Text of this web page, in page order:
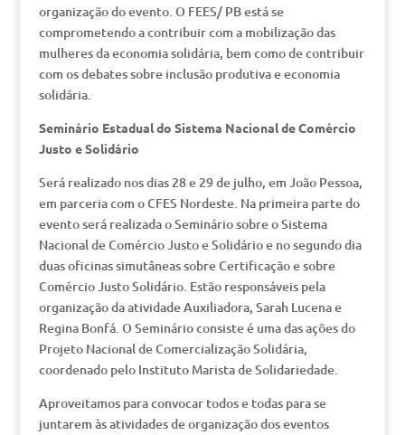
organização do evento. O FEES/ PB está se
comprometendo a contribuir com a mobilização das
mulheres da economia solidária, bem como de contribuir
com os debates sobre inclusão produtiva e economia
solidária.
Seminário Estadual do Sistema Nacional de Comércio
Justo e Solidário
Será realizado nos dias 28 e 29 de julho, em João Pessoa,
em parceria com o CFES Nordeste. Na primeira parte do
evento será realizada o Seminário sobre o Sistema
Nacional de Comércio Justo e Solidário e no segundo dia
duas oficinas simutâneas sobre Certificação e sobre
Comércio Justo Solidário. Estão responsáveis pela
organização da atividade Auxiliadora, Sarah Lucena e
Regina Bonfá. O Seminário consiste é uma das ações do
Projeto Nacional de Comercialização Solidária,
coordenado pelo Instituto Marista de Solidariedade.
Aproveitamos para convocar todos e todas para se
juntarem às atividades de organização dos eventos